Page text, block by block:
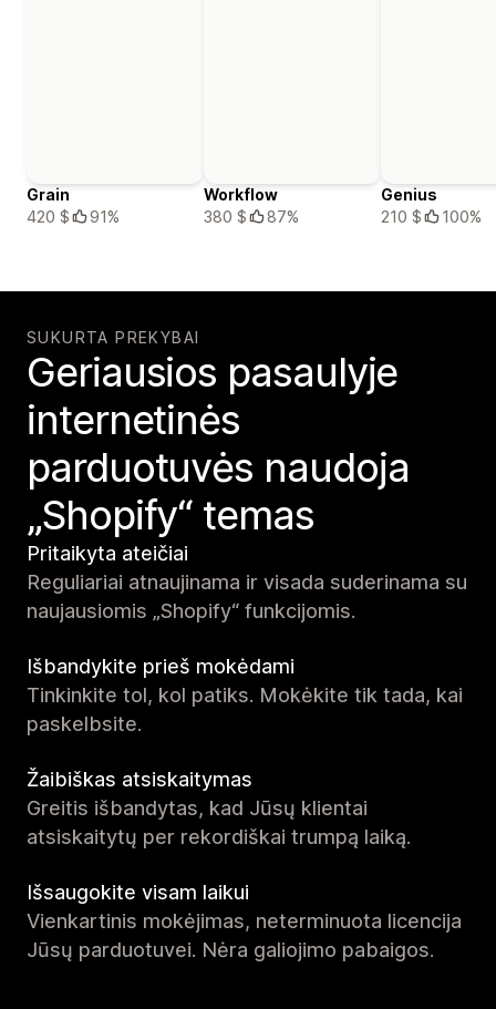
Grain
420 $
91%
Workflow
380 $
87%
Genius
210 $
100%
SUKURTA PREKYBAI
Geriausios pasaulyje
internetinės
parduotuvės naudoja
„Shopify“ temas
Pritaikyta ateičiai
Reguliariai atnaujinama ir visada suderinama su
naujausiomis „Shopify“ funkcijomis.
Išbandykite prieš mokėdami
Tinkinkite tol, kol patiks. Mokėkite tik tada, kai
paskelbsite.
Žaibiškas atsiskaitymas
Greitis išbandytas, kad Jūsų klientai
atsiskaitytų per rekordiškai trumpą laiką.
Išsaugokite visam laikui
Vienkartinis mokėjimas, neterminuota licencija
Jūsų parduotuvei. Nėra galiojimo pabaigos.